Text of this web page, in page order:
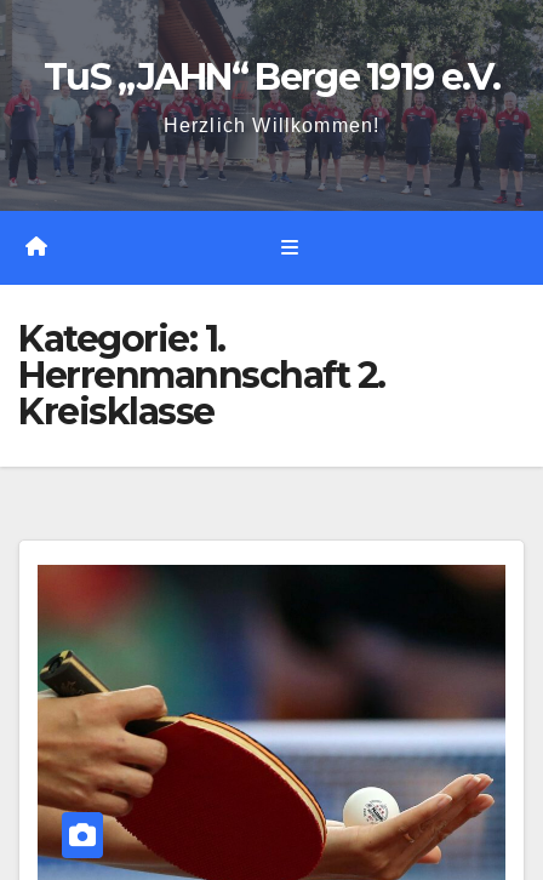
Zum
Inhalt
springenTuS „JAHN“ Berge 1919 e.V.
Herzlich Willkommen!
Kategorie:1.
Herrenmannschaft 2.
Kreisklasse